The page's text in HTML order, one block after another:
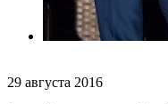
29 августа 2016